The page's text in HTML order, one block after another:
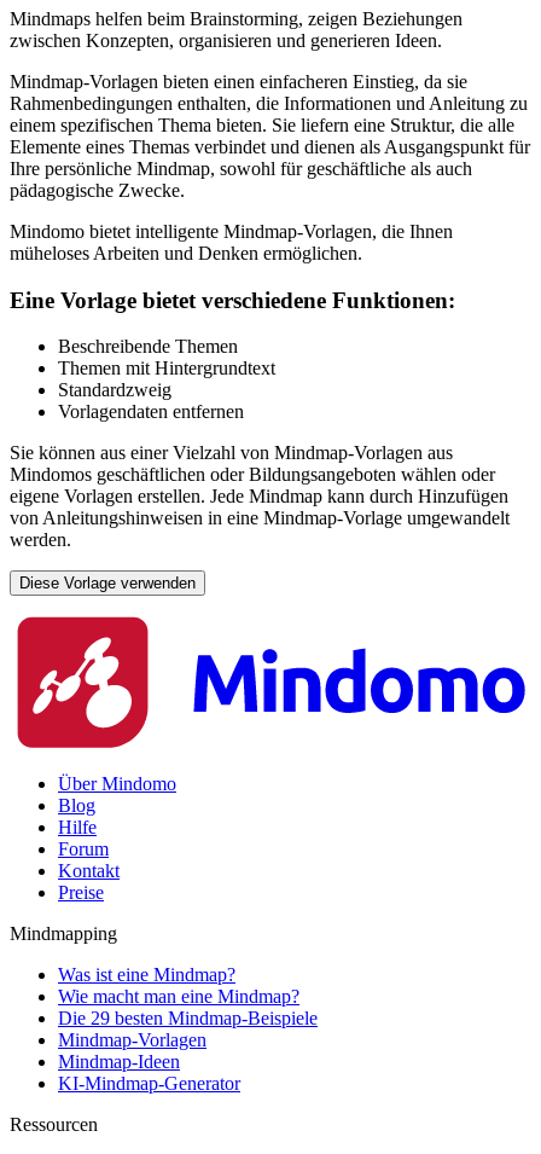
Mindmaps helfen beim Brainstorming, zeigen Beziehungen
zwischen Konzepten, organisieren und generieren Ideen.
Mindmap-Vorlagen bieten einen einfacheren Einstieg, da sie
Rahmenbedingungen enthalten, die Informationen und Anleitung zu
einem spezifischen Thema bieten. Sie liefern eine Struktur, die alle
Elemente eines Themas verbindet und dienen als Ausgangspunkt für
Ihre persönliche Mindmap, sowohl für geschäftliche als auch
pädagogische Zwecke.
Mindomo bietet intelligente Mindmap-Vorlagen, die Ihnen
müheloses Arbeiten und Denken ermöglichen.
Eine Vorlage bietet verschiedene Funktionen:
Beschreibende Themen
Themen mit Hintergrundtext
Standardzweig
Vorlagendaten entfernen
Sie können aus einer Vielzahl von Mindmap-Vorlagen aus
Mindomos geschäftlichen oder Bildungsangeboten wählen oder
eigene Vorlagen erstellen. Jede Mindmap kann durch Hinzufügen
von Anleitungshinweisen in eine Mindmap-Vorlage umgewandelt
werden.
Diese Vorlage verwenden
Über Mindomo
Blog
Hilfe
Forum
Kontakt
Preise
Mindmapping
Was ist eine Mindmap?
Wie macht man eine Mindmap?
Die 29 besten Mindmap-Beispiele
Mindmap-Vorlagen
Mindmap-Ideen
KI-Mindmap-Generator
Ressourcen